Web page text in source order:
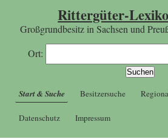
Rittergüter-
Großgrundbesitz in Sachsen und
Ort:
Start & Suche Besitzersuche
Datenschutz Impressum